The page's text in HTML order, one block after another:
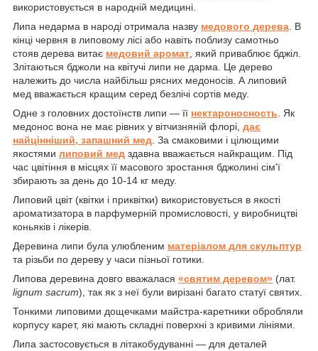
використовується в народній медицині.
Липа недарма в народі отримала назву медового дерева . В
кінці червня в липовому лісі або навіть поблизу самотньо
стояв дерева витає медовий аромат , який приваблює бджіл.
Злітаються бджоли на квітучі липи не дарма. Це дерево
належить до числа найбільш рясних медоносів. А липовий
мед вважається кращим серед безлічі сортів меду.
Одне з головних достоїнств липи — її нектароносность . Як
медонос вона не має рівних у вітчизняній флорі, дає
найцінніший, запашний мед . За смаковими і цілющими
якостями липовий мед здавна вважається найкращим. Під
час цвітіння в місцях її масового зростання бджолині сім'ї
збирають за день до 10-14 кг меду.
Липовий цвіт (квітки і приквітки) використовується в якості
ароматизатора в парфумерній промисловості, у виробництві
коньяків і лікерів.
Деревина липи була улюбленим матеріалом для скульптур
та різьби по дереву у часи пізньої готики.
Липова деревина довго вважалася «святим деревом» (лат.
lignum sacrum), так як з неї були вирізані багато статуї святих.
Тонкими липовими дощечками майстра-каретники обробляли
корпусу карет, які мають складні поверхні з кривими лініями.
Липа застосовується в літакобудуванні — для деталей